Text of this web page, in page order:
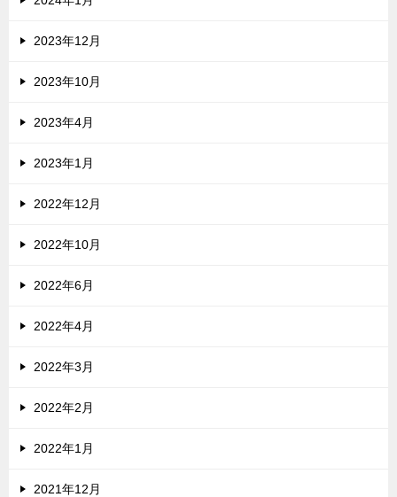
2023年12月
2023年10月
2023年4月
2023年1月
2022年12月
2022年10月
2022年6月
2022年4月
2022年3月
2022年2月
2022年1月
2021年12月